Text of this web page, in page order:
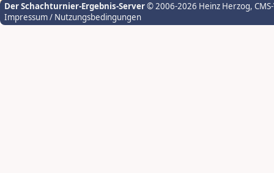
Der Schachturnier-Ergebnis-Server© 2006-2026 Heinz Herzog,
Impressum / Nutzungsbedingungen